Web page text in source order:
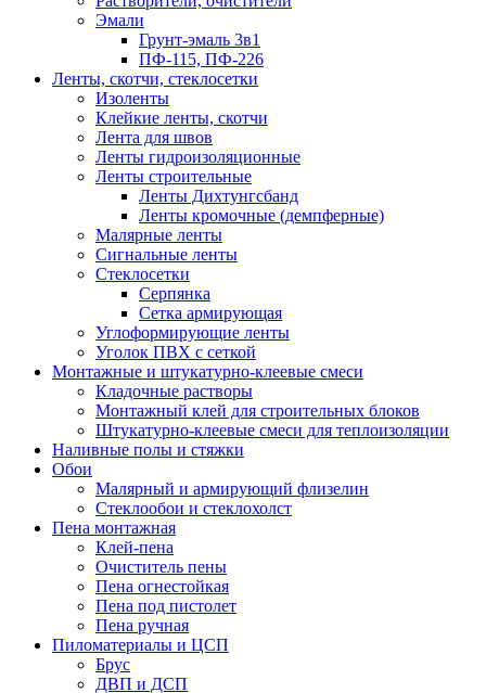
Эмали
Грунт-эмаль 3в1
ПФ-115, ПФ-226
Ленты, скотчи, стеклосетки
Изоленты
Клейкие ленты, скотчи
Лента для швов
Ленты гидроизоляционные
Ленты строительные
Ленты Дихтунгсбанд
Ленты кромочные (демпферные)
Малярные ленты
Сигнальные ленты
Стеклосетки
Серпянка
Сетка армирующая
Углоформирующие ленты
Уголок ПВХ с сеткой
Монтажные и штукатурно-клеевые смеси
Кладочные растворы
Монтажный клей для строительных блоков
Штукатурно-клеевые смеси для теплоизоляции
Наливные полы и стяжки
Обои
Малярный и армирующий флизелин
Стеклообои и стеклохолст
Пена монтажная
Клей-пена
Очиститель пены
Пена огнестойкая
Пена под пистолет
Пена ручная
Пиломатериалы и ЦСП
Брус
ДВП и ДСП